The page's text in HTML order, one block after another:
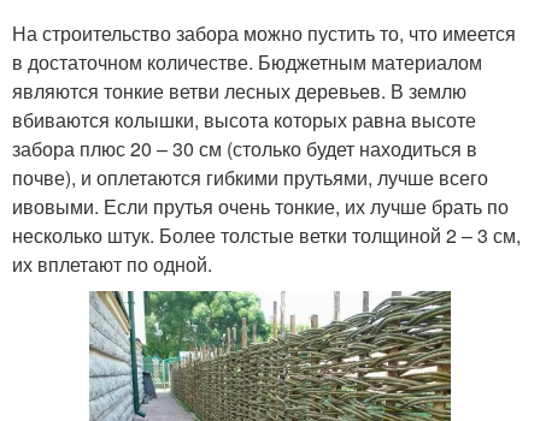
На строительство забора можно пустить то, что имеется
в достаточном количестве. Бюджетным материалом
являются тонкие ветви лесных деревьев. В землю
вбиваются колышки, высота которых равна высоте
забора плюс 20 – 30 см (столько будет находиться в
почве), и оплетаются гибкими прутьями, лучше всего
ивовыми. Если прутья очень тонкие, их лучше брать по
несколько штук. Более толстые ветки толщиной 2 – 3 см,
их вплетают по одной.